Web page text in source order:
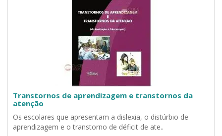
Transtornos de aprendizagem e transtornos da
atenção
Os escolares que apresentam a dislexia, o distúrbio de
aprendizagem e o transtorno de déficit de ate..